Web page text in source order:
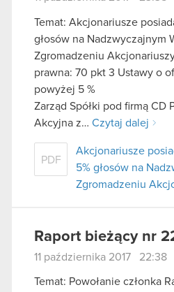
Temat: Akcjonariusze
głosów na Nadzwyczajnym
Zgromadzeniu
prawna: 70 pkt 3 Ustawy o
powyżej 5 %
Zarząd Spółki pod firmą CD
Akcyjna z… Czytaj dalej
PDF
Akcjonariusze
5% głosów na
Zgromadzeniu
Raport bieżący nr
11 października 2017 22:38
Temat: Powołanie członka